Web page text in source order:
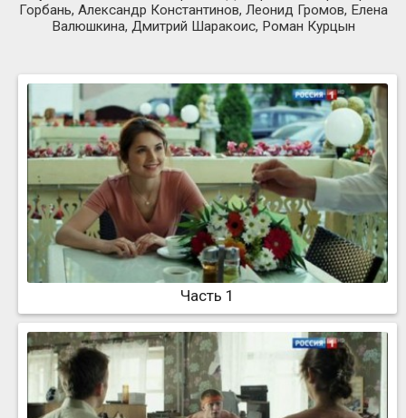
Горбань, Александр Константинов, Леонид Громов, Елена
Валюшкина, Дмитрий Шаракоис, Роман Курцын
Часть 1